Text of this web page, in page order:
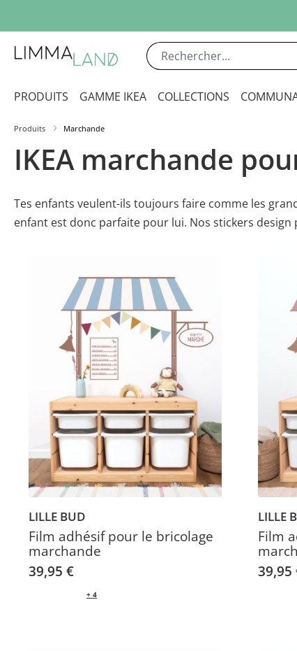
PRODUITS GAMME IKEA COLLECTIONS
Produits Marchande
IKEA marchande
Tes enfants veulent-ils toujours faire comme les
enfant est donc parfaite pour lui. Nos stickers
LILLE BUD
Film adhésif pour le bricolage
marchande
39,95 €
+ 4
LILLE
Film
39,95